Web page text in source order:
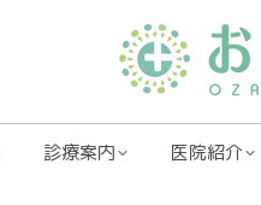
診療案内 医院紹介